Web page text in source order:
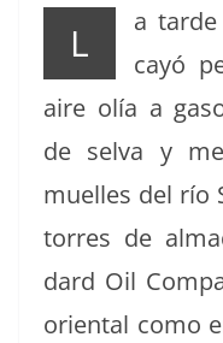
L
a
cayó
aire olía a
de sel­va y
muelles del río
tor­res de
dard Oil
ori­en­tal como